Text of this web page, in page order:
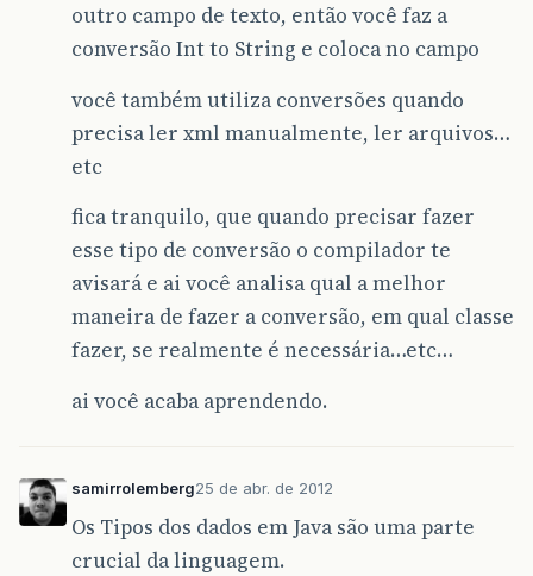
outro campo de texto, então você faz a
conversão Int to String e coloca no campo
você também utiliza conversões quando
precisa ler xml manualmente, ler arquivos…
etc
fica tranquilo, que quando precisar fazer
esse tipo de conversão o compilador te
avisará e ai você analisa qual a melhor
maneira de fazer a conversão, em qual classe
fazer, se realmente é necessária…etc…
ai você acaba aprendendo.
samirrolemberg25 de abr. de 2012
Os Tipos dos dados em Java são uma parte
crucial da linguagem.